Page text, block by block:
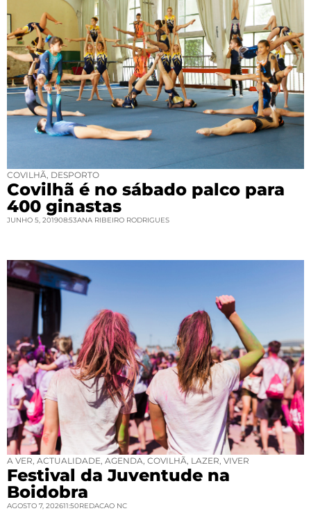
COVILHÃ DESPORTO
Covilhã é no sábado palco para
400 ginastas
JUNHO 5, 201908:53ANA RIBEIRO RODRIGUES
A VER ACTUALIDADE AGENDA COVILHÃ LAZER VIVER
Festival da Juventude na
Boidobra
AGOSTO 7, 202611:50REDACAO NC